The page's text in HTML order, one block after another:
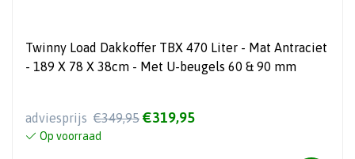
Twinny Load Dakkoffer TBX 470 Liter - Mat Antraciet
- 189 X 78 X 38cm - Met U-beugels 60 & 90 mm
adviesprijs €349,95 €319,95
Op voorraad